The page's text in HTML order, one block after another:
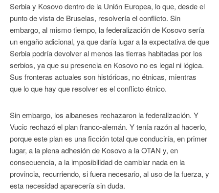
Serbia y Kosovo dentro de la Unión Europea, lo que, desde el
punto de vista de Bruselas, resolvería el conflicto. Sin
embargo, al mismo tiempo, la federalización de Kosovo sería
un engaño adicional, ya que daría lugar a la expectativa de que
Serbia podría devolver al menos las tierras habitadas por los
serbios, ya que su presencia en Kosovo no es legal ni lógica.
Sus fronteras actuales son históricas, no étnicas, mientras
que lo que hay que resolver es el conflicto étnico.
Sin embargo, los albaneses rechazaron la federalización. Y
Vucic rechazó el plan franco-alemán. Y tenía razón al hacerlo,
porque este plan es una ficción total que conduciría, en primer
lugar, a la plena adhesión de Kosovo a la OTAN y, en
consecuencia, a la imposibilidad de cambiar nada en la
provincia, recurriendo, si fuera necesario, al uso de la fuerza, y
esta necesidad aparecería sin duda.